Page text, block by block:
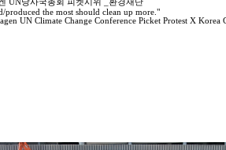
UN당사국총회 피켓시위 _환경재단
produced the most should clean up more."
UN Climate Change Conference Picket Protest X Korea